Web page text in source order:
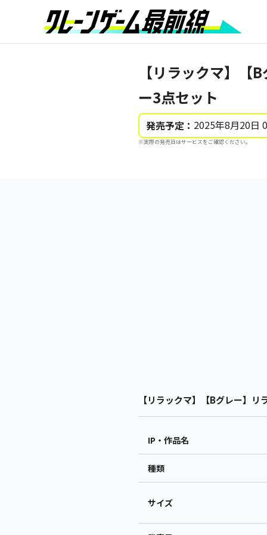
【リラックマ】【
ー3点セット
発売予定： 2025年8月20日
※実際の発売日はサービスをご確認ください。
【リラックマ】【Bグレー】
IP・作品名
種類
サイズ